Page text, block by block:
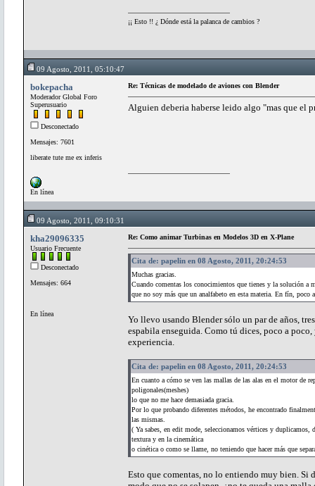
¡¡ Esto !! ¿ Dónde está la palanca de cambios ?
09 Agosto, 2011, 05:10:47
bokepacha
Moderador Global Foro
Superusuario
Desconectado
Mensajes: 7601
liberate tute me ex inferis
En línea
Re: Técnicas de modelado de aviones con Blender
Alguien deberia haberse leido algo "mas que el
09 Agosto, 2011, 09:10:31
kha29096335
Usuario Frecuente
Desconectado
Mensajes: 664
En línea
Re: Como animar Turbinas en Modelos 3D en X-Plane
Cita de: papelin en 08 Agosto, 2011, 20:24:53
Muchas gracias.
Cuando comentas los conocimientos que tienes y la solución a
que no soy más que un analfabeto en esta materia. En fín, poco
Yo llevo usando Blender sólo un par de años,
espabila enseguida. Como tú dices, poco a
experiencia.
Cita de: papelin en 08 Agosto, 2011, 20:24:53
En cuanto a cómo se ven las mallas de las alas en el motor de
poligonales(meshes)
lo que no me hace demasiada gracia.
Por lo que probando diferentes métodos, he encontrado
las mismas.
( Ya sabes, en edit mode, seleccionamos vértices y
textura y en la cinemática
o cinética o como se llame, no teniendo que hacer más que
Esto que comentas, no lo entiendo muy bien.